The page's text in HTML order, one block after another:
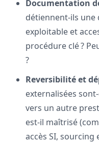
Documentation
détiennent-ils
exploitable et
procédure clé ?
?
Reversibilité et
externalisées
vers un autre
est-il maîtrisé
accès SI, sourcing